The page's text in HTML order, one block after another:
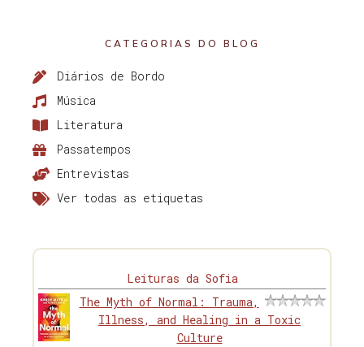
CATEGORIAS DO BLOG
Diários de Bordo
Música
Literatura
Passatempos
Entrevistas
Ver todas as etiquetas
Leituras da Sofia
The Myth of Normal: Trauma,
Illness, and Healing in a Toxic
Culture